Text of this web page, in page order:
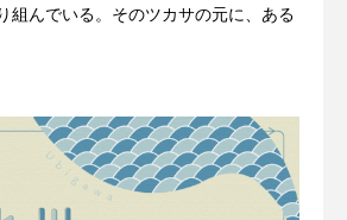
組んでいる。そのツカサの元に、ある